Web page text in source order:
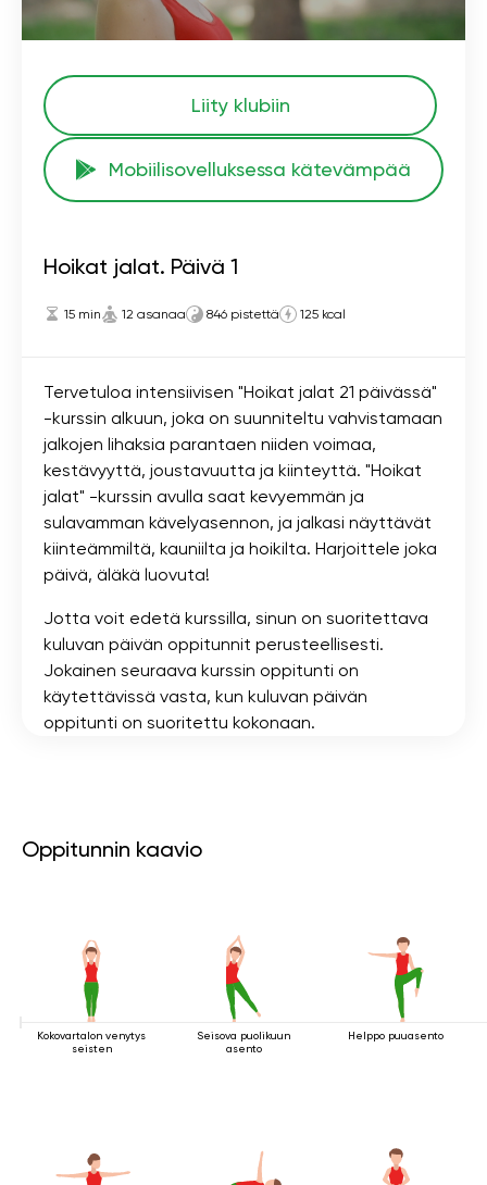
Liity klubiin
Mobiilisovelluksessa kätevämpää
Hoikat jalat. Päivä 1
15 min 12 asanaa 846 pistettä 125 kcal
Tervetuloa intensiivisen "Hoikat jalat 21 päivässä"
-kurssin alkuun, joka on suunniteltu vahvistamaan
jalkojen lihaksia parantaen niiden voimaa,
kestävyyttä, joustavuutta ja kiinteyttä. "Hoikat
jalat" -kurssin avulla saat kevyemmän ja
sulavamman kävelyasennon, ja jalkasi näyttävät
kiinteämmiltä, ​​kauniilta ja hoikilta. Harjoittele joka
päivä, äläkä luovuta!
Jotta voit edetä kurssilla, sinun on suoritettava
kuluvan päivän oppitunnit perusteellisesti.
Jokainen seuraava kurssin oppitunti on
käytettävissä vasta, kun kuluvan päivän
oppitunti on suoritettu kokonaan.
Oppitunnin kaavio
Kokovartalon venytys
seisten
Seisova puolikuun
asento
Helppo puuasento